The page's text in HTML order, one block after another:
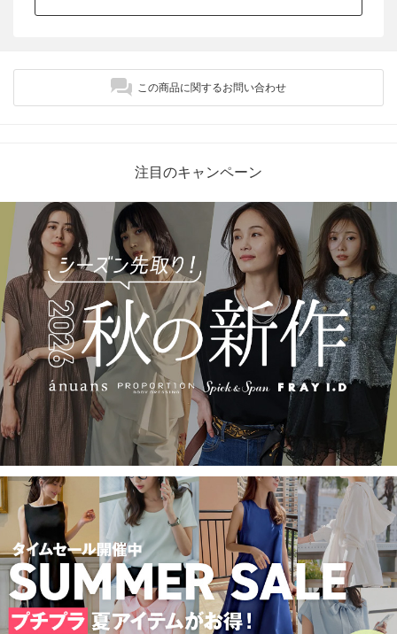
この商品に関するお問い合わせ
注目のキャンペーン